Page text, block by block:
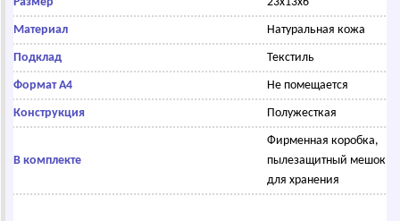
Материал Натуральная кожа
Подклад Текстиль
Формат А4 Не помещается
Конструкция Полужесткая
В комплекте
Фирменная коробка,
пылезащитный мешок
для хранения